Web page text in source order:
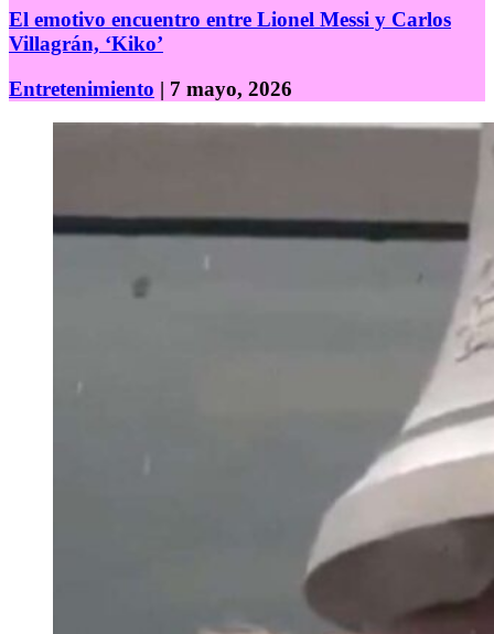
El emotivo encuentro entre Lionel Messi y Carlos
Villagrán, ‘Kiko’
Entretenimiento | 7 mayo, 2026